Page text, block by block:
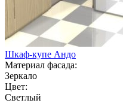
Шкаф-купе Андо
Материал фасада:
Зеркало
Цвет:
Светлый